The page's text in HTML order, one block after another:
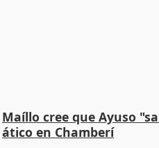
Maíllo cree que Ayuso
ático en Chamberí